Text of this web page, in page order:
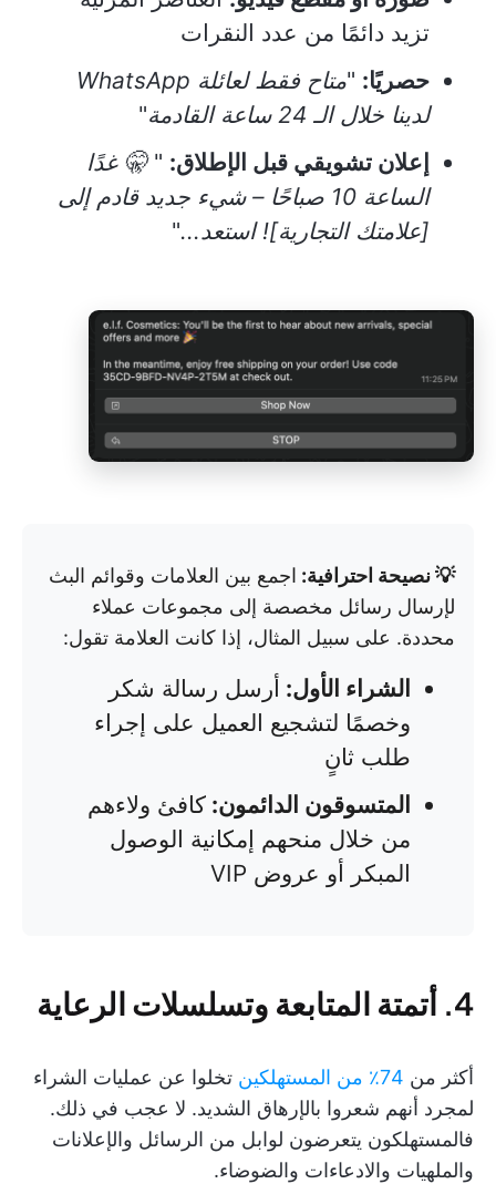
تزيد دائمًا من عدد النقرات
حصريًا: "
متاح فقط لعائلة WhatsApp
لدينا خلال الـ 24 ساعة القادمة
"
إعلان تشويقي قبل الإطلاق: "🤫 غدًا
الساعة 10 صباحًا – شيء جديد قادم إلى
[علامتك التجارية]! استعد..."
💡 نصيحة احترافية: اجمع بين العلامات وقوائم البث
لإرسال رسائل مخصصة إلى مجموعات عملاء
محددة. على سبيل المثال، إذا كانت العلامة تقول:
الشراء الأول: أرسل رسالة شكر
وخصمًا لتشجيع العميل على إجراء
طلب ثانٍ
المتسوقون الدائمون: كافئ ولاءهم
من خلال منحهم إمكانية الوصول
المبكر أو عروض VIP
4. أتمتة المتابعة وتسلسلات الرعاية
أكثر من 74٪ من المستهلكين
تخلوا عن عمليات الشراء
لمجرد أنهم شعروا بالإرهاق الشديد. لا عجب في ذلك.
فالمستهلكون يتعرضون لوابل من الرسائل والإعلانات
والملهيات والادعاءات والضوضاء.